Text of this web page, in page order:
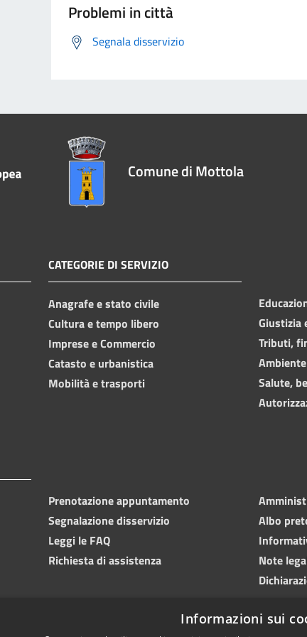
Problemi in città
Segnala disservizio
Comune di Mottola
CATEGORIE DI SERVIZIO
Anagrafe e stato civile
Cultura e tempo libero
Imprese e Commercio
Catasto e urbanistica
Mobilità e trasporti
Giustizia
Tributi,
Ambiente
Salute,
Prenotazione appuntamento
Segnalazione disservizio
Leggi le FAQ
Richiesta di assistenza
Albo
Note
Informazioni sui